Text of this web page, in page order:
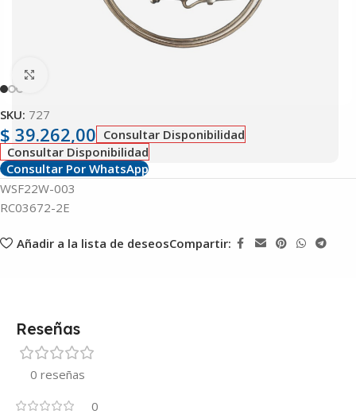
SKU: 727
$ 39.262,00 Consultar Disponibilidad
Consultar Disponibilidad
Consultar Por WhatsApp
WSF22W-003
RC03672-2E
Añadir a la lista de deseosCompartir:
Reseñas
0 reseñas
0